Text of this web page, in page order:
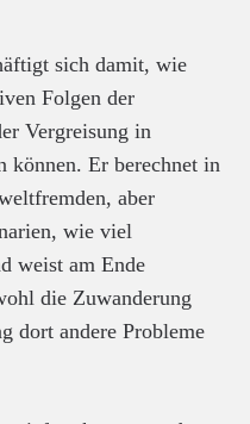
sich damit, wie
Folgen der
Vergreisung in
können. Er berechnet in
aber
wie viel
weist am Ende
die Zuwanderung
dort andere Probleme